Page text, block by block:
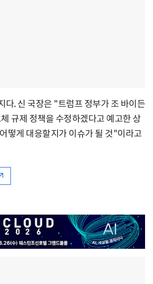
다. 신 국장은 "트럼프 정부가 조 바이든
규제 정책을 수정하겠다고 예고한 상
떻게 대응할지가 이슈가 될 것"이라고